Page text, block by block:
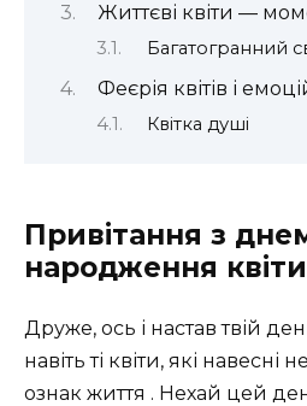
Життєві квіти —
Багатогранний
Феєрія квітів і
Квітка душі
Привітання з
народження квіти
Друже, ось і настав твій
навіть ті квіти, які
ознак життя . Нехай цей